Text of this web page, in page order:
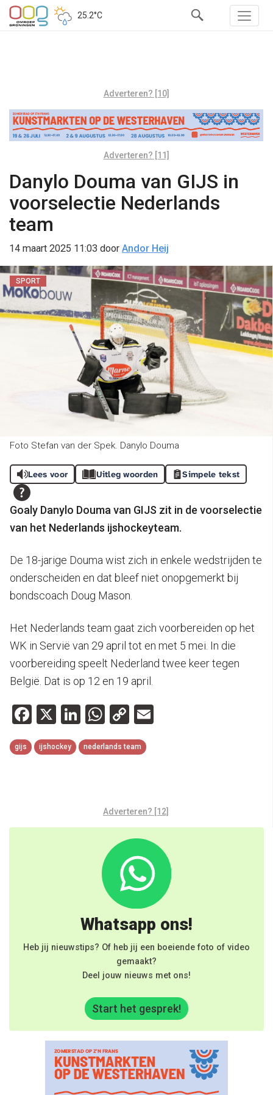
25.2°C
Adverteren? [10]
Adverteren? [11]
Danylo Douma van GIJS in
voorselectie Nederlands
team
14 maart 2025 11:03 door Andor Heij
SPORT
Foto Stefan van der Spek. Danylo Douma
Lees voor Uitleg woorden Simpele tekst
Goaly Danylo Douma van GIJS zit in de voorselectie
van het Nederlands ijshockeyteam.
De 18-jarige Douma wist zich in enkele wedstrijden te
onderscheiden en dat bleef niet onopgemerkt bij
bondscoach Doug Mason.
Het Nederlands team gaat zich voorbereiden op het
WK in Servië van 29 april tot en met 5 mei. In die
voorbereiding speelt Nederland twee keer tegen
België. Dat is op 12 en 19 april.
Facebook
X LinkedIn
WhatsApp
Copy
Link
gijs ijshockey nederlands team
Adverteren? [12]
Whatsapp ons!
Heb jij nieuwstips? Of heb jij een boeiende foto of video
gemaakt?
Deel jouw nieuws met ons!
Start het gesprek!